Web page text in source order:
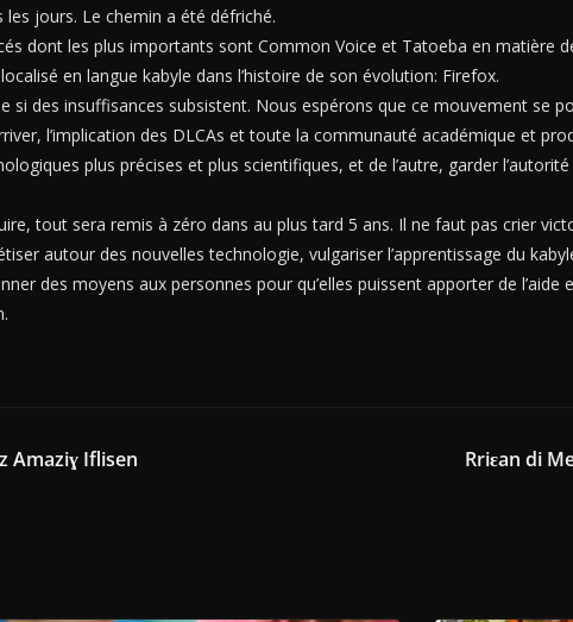
les jours. Le chemin a été défriché.
dont les plus importants sont Common Voice et Tatoeba en matière
en langue kabyle dans l’histoire de son évolution: Firefox.
si des insuffisances subsistent. Nous espérons que ce mouvement se
l’implication des DLCAs et toute la communauté académique et
plus précises et plus scientifiques, et de l’autre, garder
tout sera remis à zéro dans au plus tard 5 ans. Il ne faut pas crier
autour des nouvelles technologie, vulgariser l’apprentissage du
des moyens aux personnes pour qu’elles puissent apporter de l’aide
Amaziɣ Iflisen
Rriɛan di